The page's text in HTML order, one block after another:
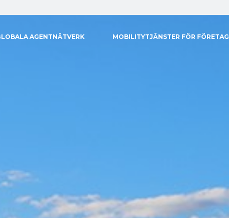
AGENTNÄTVERK MOBILITYTJÄNSTER FÖR FÖRETAG